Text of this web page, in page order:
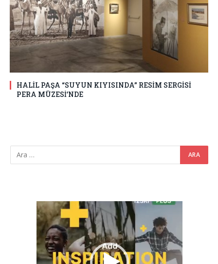
HALİL PAŞA “SUYUN KIYISINDA” RESİM SERGİSİ
PERA MÜZESİ’NDE
Video
oynatıcı